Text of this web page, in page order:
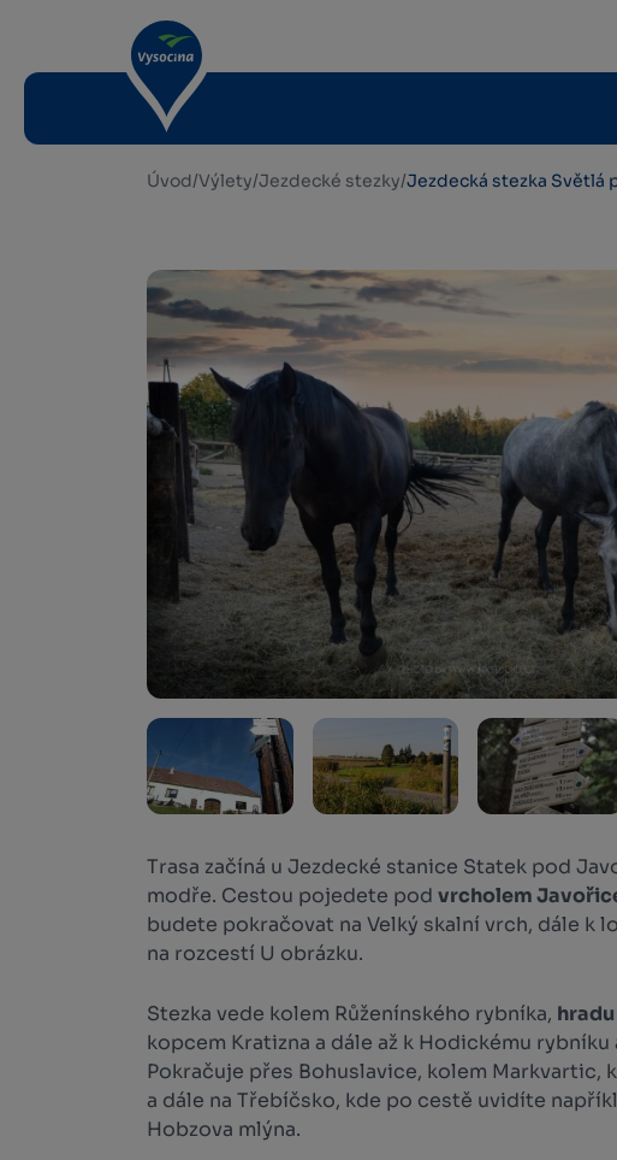
Úvod/Výlety/Jezdecké stezky/Jezdecká stezka Světlá
Trasa začíná u Jezdecké stanice Statek pod
modře. Cestou pojedete pod vrcholem
budete pokračovat na Velký skalní vrch, dále k
na rozcestí U obrázku.
Stezka vede kolem Růženínského rybníka,
kopcem Kratizna a dále až k Hodickému rybníku
Pokračuje přes Bohuslavice, kolem Markvartic,
a dále na Třebíčsko, kde po cestě uvidíte
Hobzova mlýna.